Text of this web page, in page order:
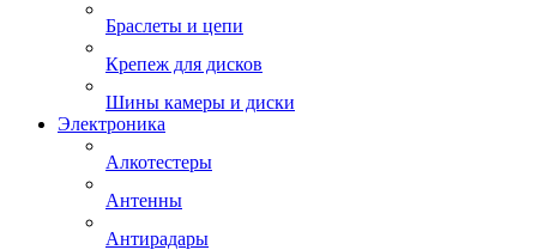
Браслеты и цепи
Крепеж для дисков
Шины камеры и диски
Электроника
Алкотестеры
Антенны
Антирадары